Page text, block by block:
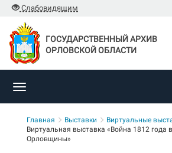
Слабовидящим
ГОСУДАРСТВЕННЫЙ АРХИВ
ОРЛОВСКОЙ ОБЛАСТИ
Toggle
Главная Выставки
Виртуальные
Виртуальная выставка «Война 1812 года
Орловщины»